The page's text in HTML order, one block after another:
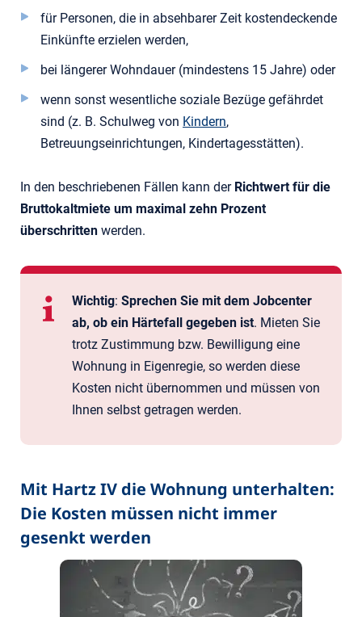
für Personen, die in absehbarer Zeit kostendeckende
Einkünfte erzielen werden,
bei längerer Wohndauer (mindestens 15 Jahre) oder
wenn sonst wesentliche soziale Bezüge gefährdet
sind (z. B. Schulweg von Kindern,
Betreuungseinrichtungen, Kindertagesstätten).
In den beschriebenen Fällen kann der Richtwert für die
Bruttokaltmiete um maximal zehn Prozent
überschritten werden.
Wichtig: Sprechen Sie mit dem Jobcenter
ab, ob ein Härtefall gegeben ist. Mieten Sie
trotz Zustimmung bzw. Bewilligung eine
Wohnung in Eigenregie, so werden diese
Kosten nicht übernommen und müssen von
Ihnen selbst getragen werden.
Mit Hartz IV die Wohnung unterhalten:
Die Kosten müssen nicht immer
gesenkt werden